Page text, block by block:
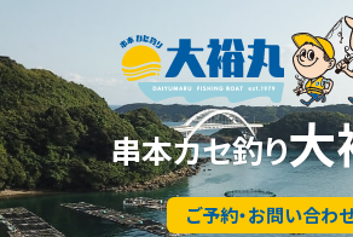
串本カセ釣り大
ご予約・お問い合わ